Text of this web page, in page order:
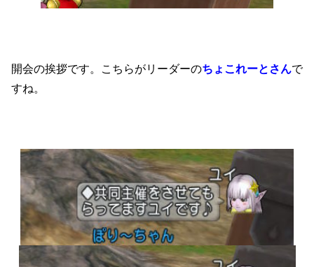
開会の挨拶です。こちらがリーダーのちょこれーとさんで
すね。